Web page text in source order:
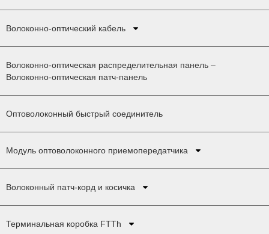
Волоконно-оптический кабель
Волоконно-оптическая распределительная панель –
Волоконно-оптическая патч-панель
Оптоволоконный быстрый соединитель
Модуль оптоволоконного приемопередатчика
Волоконный патч-корд и косичка
Терминальная коробка FTTh